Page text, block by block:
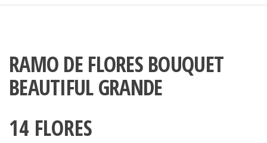
RAMO DE FLORES BOUQUET
BEAUTIFUL GRANDE
14 FLORES